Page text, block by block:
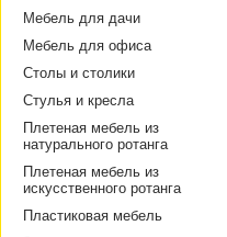
Мебель для дачи
Мебель для офиса
Столы и столики
Стулья и кресла
Плетеная мебель из
натурального ротанга
Плетеная мебель из
искусственного ротанга
Пластиковая мебель